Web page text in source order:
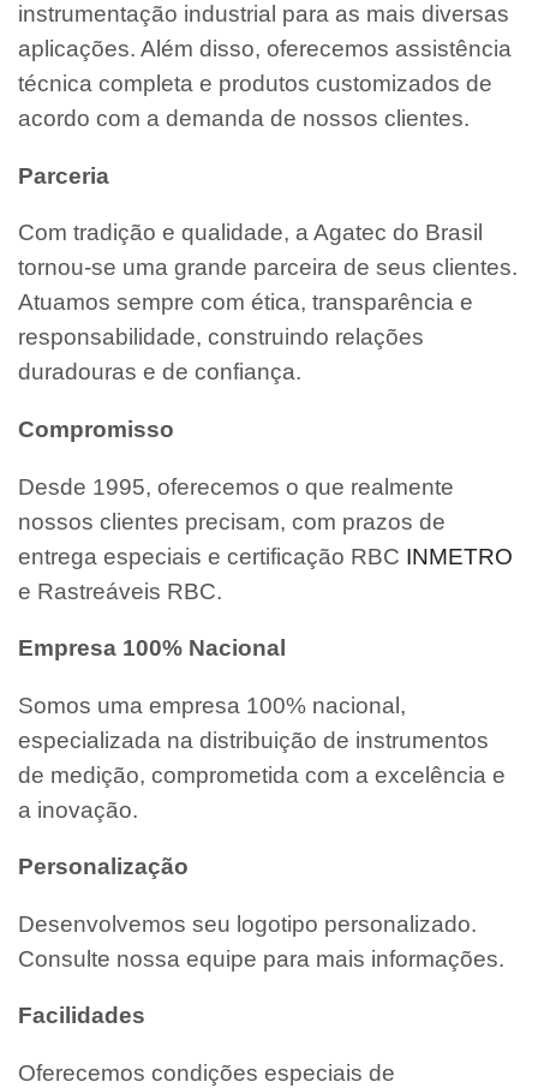
instrumentação industrial para as mais diversas
aplicações. Além disso, oferecemos assistência
técnica completa e produtos customizados de
acordo com a demanda de nossos clientes.
Parceria
Com tradição e qualidade, a Agatec do Brasil
tornou-se uma grande parceira de seus clientes.
Atuamos sempre com ética, transparência e
responsabilidade, construindo relações
duradouras e de confiança.
Compromisso
Desde 1995, oferecemos o que realmente
nossos clientes precisam, com prazos de
entrega especiais e certificação RBC INMETRO
e Rastreáveis RBC.
Empresa 100% Nacional
Somos uma empresa 100% nacional,
especializada na distribuição de instrumentos
de medição, comprometida com a excelência e
a inovação.
Personalização
Desenvolvemos seu logotipo personalizado.
Consulte nossa equipe para mais informações.
Facilidades
Oferecemos condições especiais de